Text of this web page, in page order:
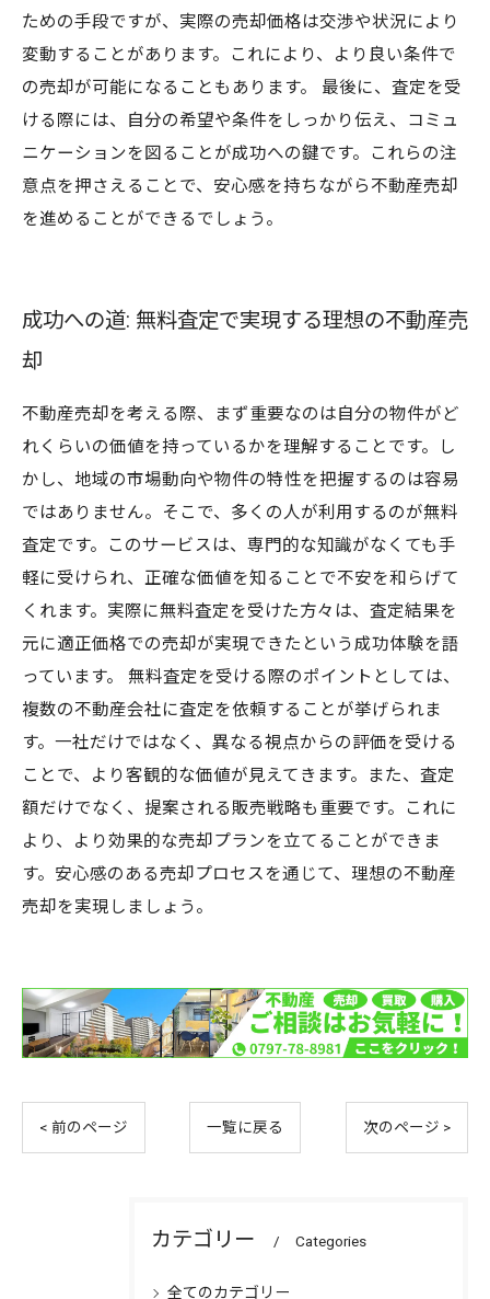
ための手段ですが、実際の売却価格は交渉や状況により
変動することがあります。これにより、より良い条件で
の売却が可能になることもあります。 最後に、査定を受
ける際には、自分の希望や条件をしっかり伝え、コミュ
ニケーションを図ることが成功への鍵です。これらの注
意点を押さえることで、安心感を持ちながら不動産売却
を進めることができるでしょう。
成功への道: 無料査定で実現する理想の不動産売
却
不動産売却を考える際、まず重要なのは自分の物件がど
れくらいの価値を持っているかを理解することです。し
かし、地域の市場動向や物件の特性を把握するのは容易
ではありません。そこで、多くの人が利用するのが無料
査定です。このサービスは、専門的な知識がなくても手
軽に受けられ、正確な価値を知ることで不安を和らげて
くれます。実際に無料査定を受けた方々は、査定結果を
元に適正価格での売却が実現できたという成功体験を語
っています。 無料査定を受ける際のポイントとしては、
複数の不動産会社に査定を依頼することが挙げられま
す。一社だけではなく、異なる視点からの評価を受ける
ことで、より客観的な価値が見えてきます。また、査定
額だけでなく、提案される販売戦略も重要です。これに
より、より効果的な売却プランを立てることができま
す。安心感のある売却プロセスを通じて、理想の不動産
売却を実現しましょう。
< 前のページ 一覧に戻る 次のページ >
カテゴリー Categories
全てのカテゴリー